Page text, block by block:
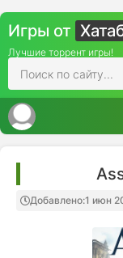
Игры от
Лучшие торрент игры!
Добавлено:1 июн